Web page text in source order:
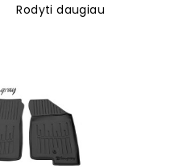
Rodyti daugiau